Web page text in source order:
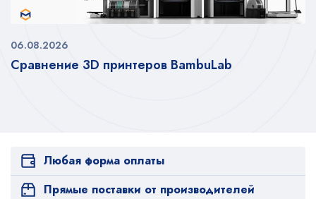
Сравнение 3D принтеров BambuLab
06.08.2026
Любая форма оплаты
Прямые поставки от производителей